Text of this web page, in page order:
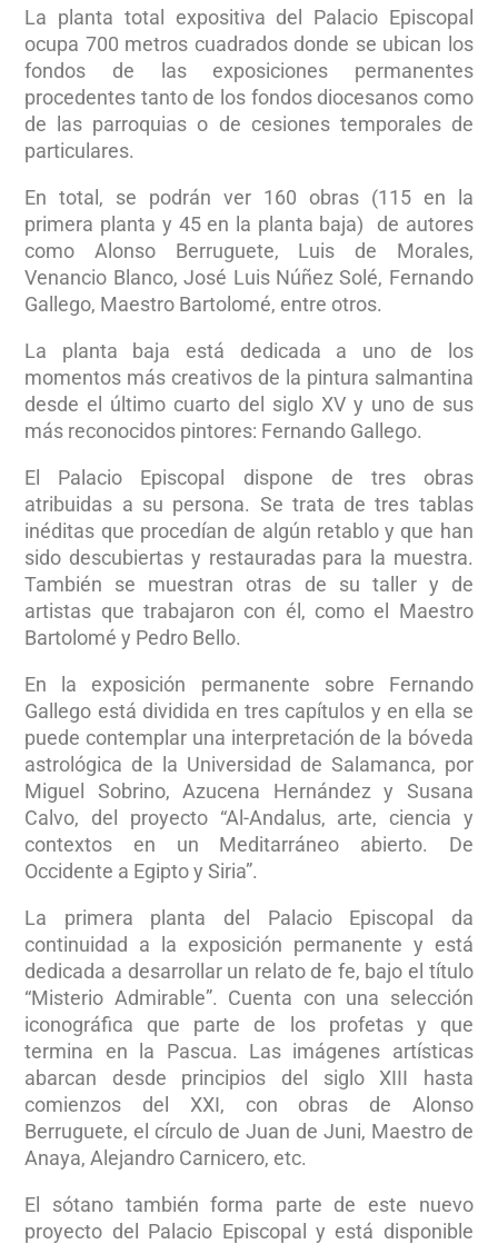
La planta total expositiva del Palacio Episcopal
ocupa 700 metros cuadrados donde se ubican los
fondos de las exposiciones permanentes
procedentes tanto de los fondos diocesanos como
de las parroquias o de cesiones temporales de
particulares.
En total, se podrán ver 160 obras (115 en la
primera planta y 45 en la planta baja)
de autores
como Alonso Berruguete, Luis de Morales,
Venancio Blanco, José Luis Núñez Solé, Fernando
Gallego, Maestro Bartolomé, entre otros.
La planta baja está dedicada a uno de los
momentos más creativos de la pintura salmantina
desde el último cuarto del siglo XV y uno de sus
más reconocidos pintores: Fernando Gallego.
El Palacio Episcopal dispone de tres obras
atribuidas a su persona. Se trata de tres tablas
inéditas que procedían de algún retablo y que han
sido descubiertas y restauradas para la muestra.
También se muestran otras de su taller y de
artistas que trabajaron con él, como el Maestro
Bartolomé y Pedro Bello.
En la exposición permanente sobre Fernando
Gallego está dividida en tres capítulos y en ella se
puede contemplar una interpretación de la bóveda
astrológica de la Universidad de Salamanca, por
Miguel Sobrino, Azucena Hernández y Susana
Calvo, del proyecto “Al-Andalus, arte, ciencia y
contextos en un Meditarráneo abierto. De
Occidente a Egipto y Siria”.
La primera planta del Palacio Episcopal da
continuidad a la exposición permanente y está
dedicada a desarrollar un relato de fe, bajo el título
“Misterio Admirable”. Cuenta con una selección
iconográfica que parte de los profetas y que
termina en la Pascua. Las imágenes artísticas
abarcan desde principios del siglo XIII hasta
comienzos del XXI, con obras de Alonso
Berruguete, el círculo de Juan de Juni, Maestro de
Anaya, Alejandro Carnicero, etc.
El sótano también forma parte de este nuevo
proyecto del Palacio Episcopal y está disponible